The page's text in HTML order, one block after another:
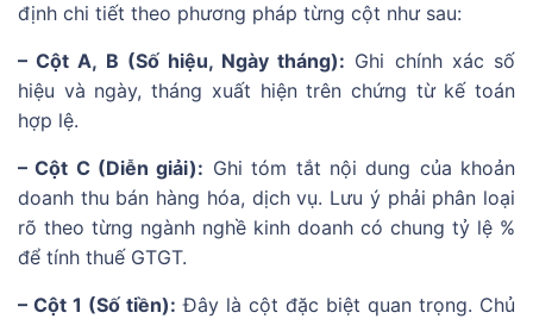
định chi tiết theo phương pháp từng cột như sau:
– Cột A, B (Số hiệu, Ngày tháng): Ghi chính xác số
hiệu và ngày, tháng xuất hiện trên chứng từ kế toán
hợp lệ.
– Cột C (Diễn giải): Ghi tóm tắt nội dung của khoản
doanh thu bán hàng hóa, dịch vụ. Lưu ý phải phân loại
rõ theo từng ngành nghề kinh doanh có chung tỷ lệ %
để tính thuế GTGT.
– Cột 1 (Số tiền): Đây là cột đặc biệt quan trọng. Chủ